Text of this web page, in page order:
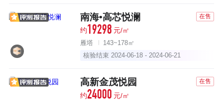
南海•高芯悦澜 在售
约19298 元/㎡
雁塔
143~178㎡
核验结束 2024-06-18 - 2024-06-21
高新金茂悦园 在售
约24000 元/㎡